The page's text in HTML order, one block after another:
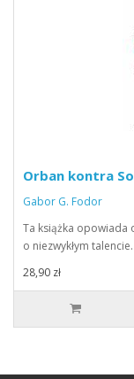
Orban kontra
Gabor G. Fodor
Ta książka opowiada
o niezwykłym
28,90 zł